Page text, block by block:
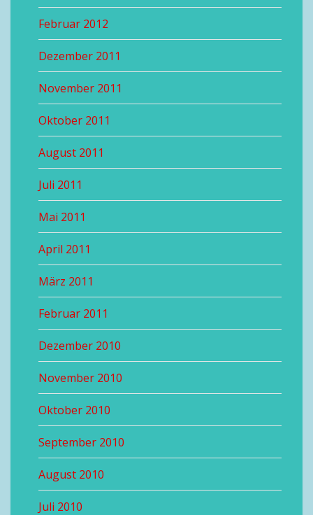
Februar 2012
Dezember 2011
November 2011
Oktober 2011
August 2011
Juli 2011
Mai 2011
April 2011
März 2011
Februar 2011
Dezember 2010
November 2010
Oktober 2010
September 2010
August 2010
Juli 2010